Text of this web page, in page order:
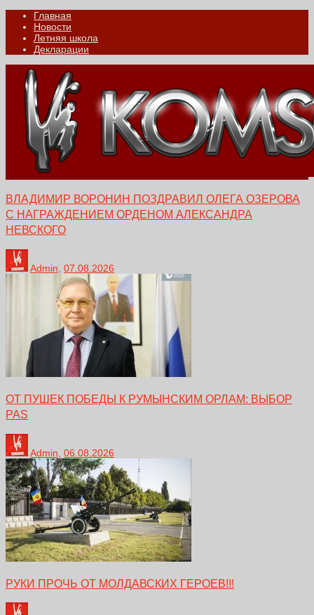
Главная
Новости
Летняя школа
Декларации
ВЛАДИМИР ВОРОНИН ПОЗДРАВИЛ ОЛЕГА ОЗЕРОВА
С НАГРАЖДЕНИЕМ ОРДЕНОМ АЛЕКСАНДРА
НЕВСКОГО
Admin 07.08.2026
ОТ ПУШЕК ПОБЕДЫ К РУМЫНСКИМ ОРЛАМ: ВЫБОР
PAS
Admin 06.08.2026
РУКИ ПРОЧЬ ОТ МОЛДАВСКИХ ГЕРОЕВ!!!